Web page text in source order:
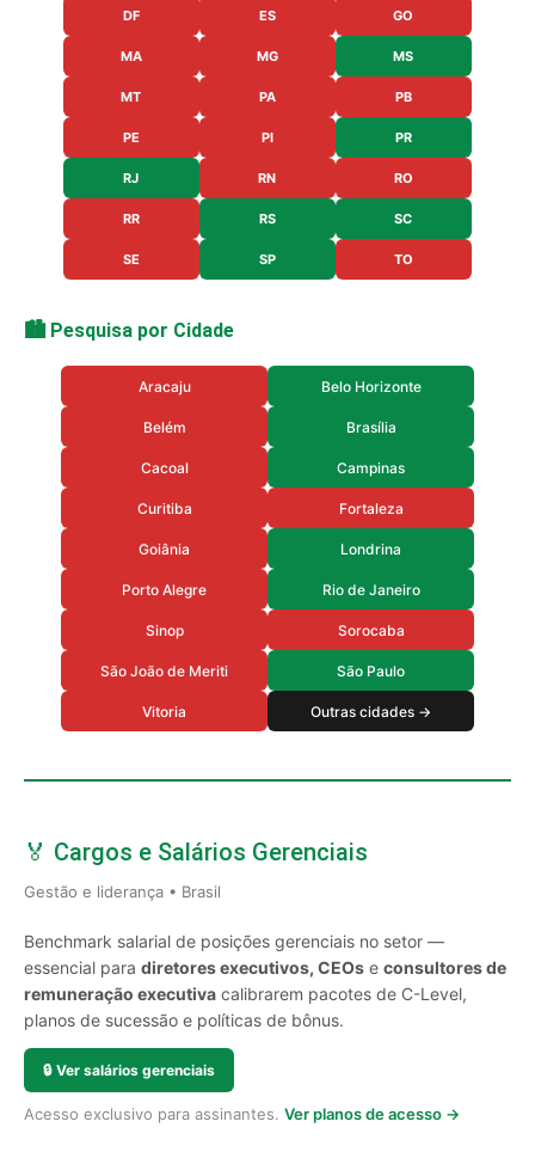
DF ES GO
MA MG MS
MT PA PB
PE PI PR
RJ RN RO
RR RS SC
SE SP TO
🏙️ Pesquisa por Cidade
Aracaju Belo Horizonte
Belém Brasília
Cacoal Campinas
Curitiba Fortaleza
Goiânia Londrina
Porto Alegre Rio de Janeiro
Sinop Sorocaba
São João de Meriti São Paulo
Vitoria Outras cidades →
🏅 Cargos e Salários Gerenciais
Gestão e liderança • Brasil
Benchmark salarial de posições gerenciais no setor —
essencial para diretores executivos, CEOs e consultores de
remuneração executiva calibrarem pacotes de C-Level,
planos de sucessão e políticas de bônus.
🔒 Ver salários gerenciais
Acesso exclusivo para assinantes. Ver planos de acesso →